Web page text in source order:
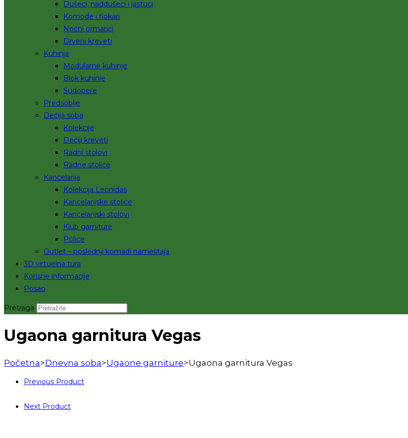
Dušeci, naddušeci i jastuci
Komode i fiokari
Noćni ormarići
Drveni kreveti
Kuhinja
Modularne kuhinje
Blok kuhinje
Sudopere
Predsoblje
Dečija soba
Kolekcije
Dečiji kreveti
Radni stolovi
Radne stolice
Kancelarija
Kolekcija Leonidas
Kancelarijske stolice
Kancelarijski stolovi
Klub garniture
Police
Outlet – poslednji komadi nameštaja
3D virtuelna tura
Korisne informacije
Posao
Pretraga
Ugaona garnitura Vegas
Početna>Dnevna soba>Ugaone garniture>Ugaona garnitura Vegas
Previous Product
Next Product